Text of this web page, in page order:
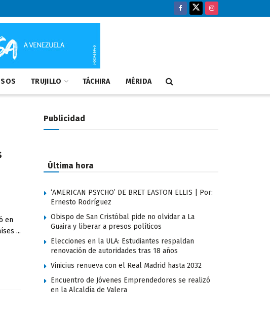
TRUJILLO TÁCHIRA MÉRIDA
en
...
Publicidad
Última hora
‘AMERICAN PSYCHO’ DE BRET EASTON ELLIS | Por:
Ernesto Rodríguez
Obispo de San Cristóbal pide no olvidar a La
Guaira y liberar a presos políticos
Elecciones en la ULA: Estudiantes respaldan
renovación de autoridades tras 18 años
Vinicius renueva con el Real Madrid hasta 2032
Encuentro de Jóvenes Emprendedores se realizó
en la Alcaldía de Valera